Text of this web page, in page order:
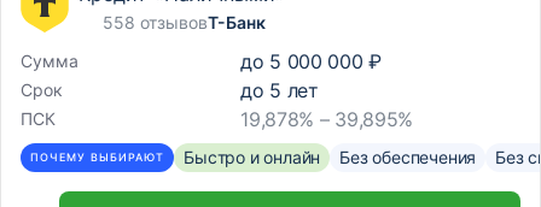
558 отзывовТ-Банк
Сумма
до 5 000 000 ₽
Срок до 5 лет
ПСК 19,878% – 39,895%
ПОЧЕМУ ВЫБИРАЮТ Быстро и онлайн Без обеспечения Без